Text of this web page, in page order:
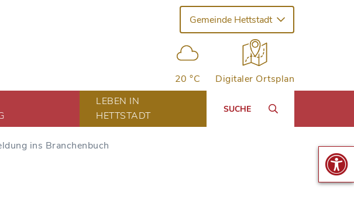
Gemeinde Hettstadt
20 °C
Digitaler Ortsplan
LEBEN IN
HETTSTADT
SUCHE
ins Branchenbuch